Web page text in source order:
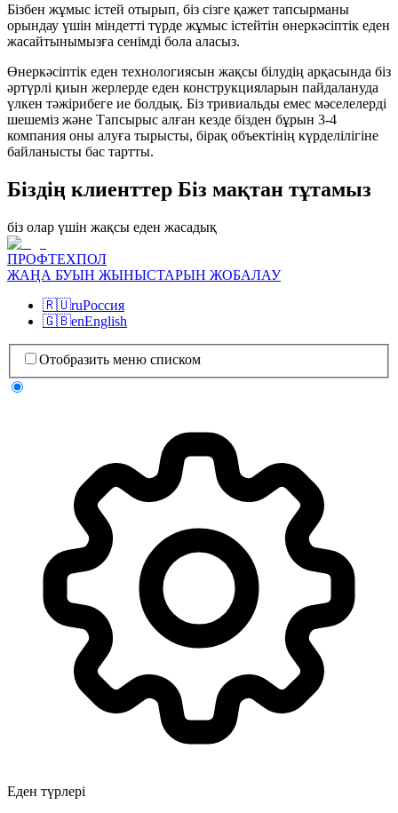
Бізбен жұмыс істей отырып, біз сізге қажет тапсырманы
орындау үшін міндетті түрде жұмыс істейтін өнеркәсіптік еден
жасайтынымызға сенімді бола аласыз.
Өнеркәсіптік еден технологиясын жақсы білудің арқасында біз
әртүрлі қиын жерлерде еден конструкцияларын пайдалануда
үлкен тәжірибеге ие болдық. Біз тривиальды емес мәселелерді
шешеміз және Тапсырыс алған кезде бізден бұрын 3-4
компания оны алуға тырысты, бірақ объектінің күрделілігіне
байланысты бас тартты.
Біздің клиенттер Біз мақтан тұтамыз
біз олар үшін жақсы еден жасадық
ПРОФТЕХПОЛ
ЖАҢА БУЫН ЖЫНЫСТАРЫН ЖОБАЛАУ
🇷🇺ruРоссия
🇬🇧enEnglish
Отобразить меню списком
Еден түрлері